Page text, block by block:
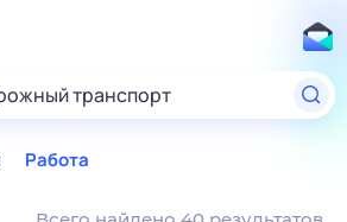
транспорт
Работа